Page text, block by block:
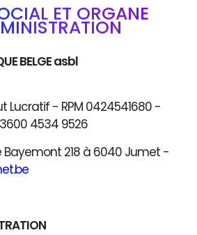
ET ORGANE
BELGE asbl
Lucratif - RPM 0424541680 -
4534 9526
Bayemont 218 à 6040 Jumet -